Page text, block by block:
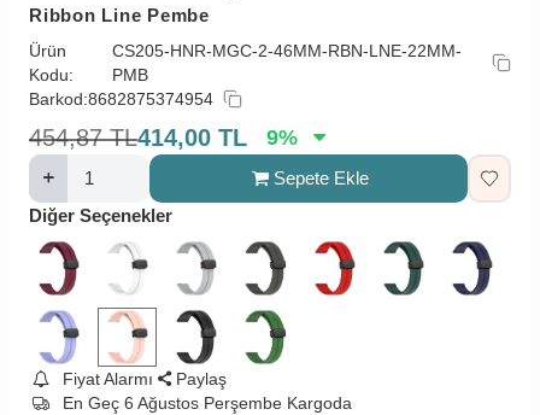
Ribbon Line Pembe
Ürün
Kodu:
CS205-HNR-MGC-2-46MM-RBN-LNE-22MM-
PMB
Barkod:8682875374954
454,87 TL414,00 TL 9%
Sepete Ekle
Diğer Seçenekler
Fiyat Alarmı
Paylaş
En Geç 6 Ağustos Perşembe Kargoda